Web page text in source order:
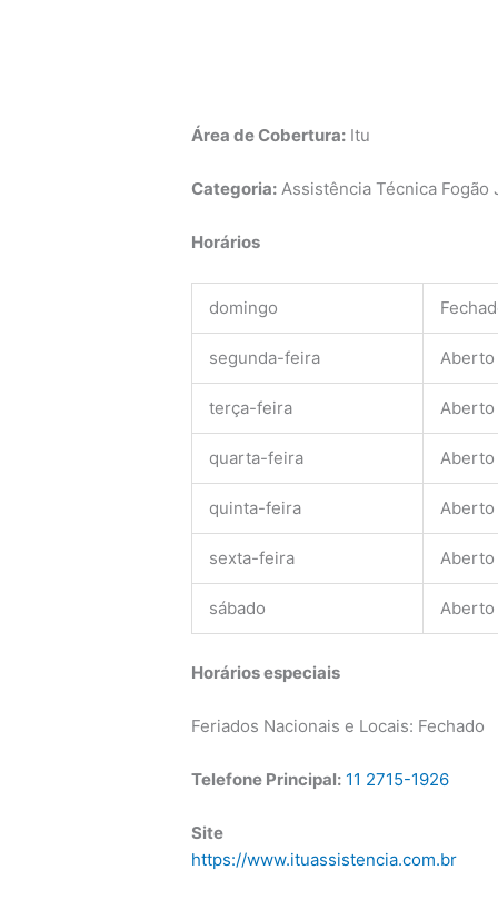
Área de Cobertura: Itu
Categoria: Assistência Técnica Fogão
Horários
domingo
segunda-feira Aberto
terça-feira Aberto
quarta-feira Aberto
quinta-feira Aberto
sexta-feira Aberto
sábado Aberto
Horários especiais
Feriados Nacionais e Locais: Fechado
Telefone Principal: 11 2715-1926
Site
https://www.ituassistencia.com.br